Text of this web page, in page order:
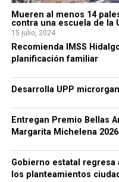
Mueren al menos 14
contra una escuela de la
15 julio, 2024
Recomienda IMSS
planificación familiar
Desarrolla UPP
Entregan Premio Bellas
Margarita Michelena 2026
Gobierno estatal regresa
los planteamientos